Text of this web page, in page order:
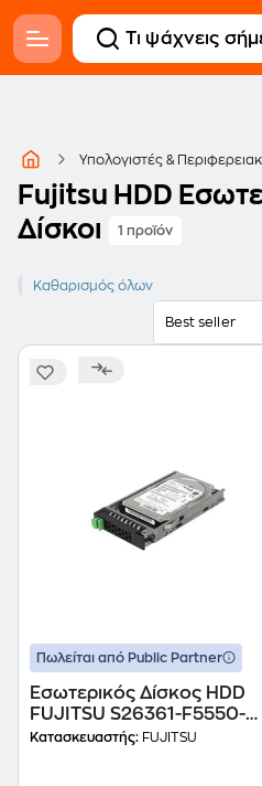
Υπολογιστές &
Fujitsu HDD
Δίσκοι
1 προϊόν
FUJITSU
Καθαρισμός όλων
Best seller
Πωλείται από Public Partner
Εσωτερικός Δίσκος HDD
FUJITSU S26361-F5550-
L912 2.5" SAS - 1.2TB
Κατασκευαστής: FUJITSU